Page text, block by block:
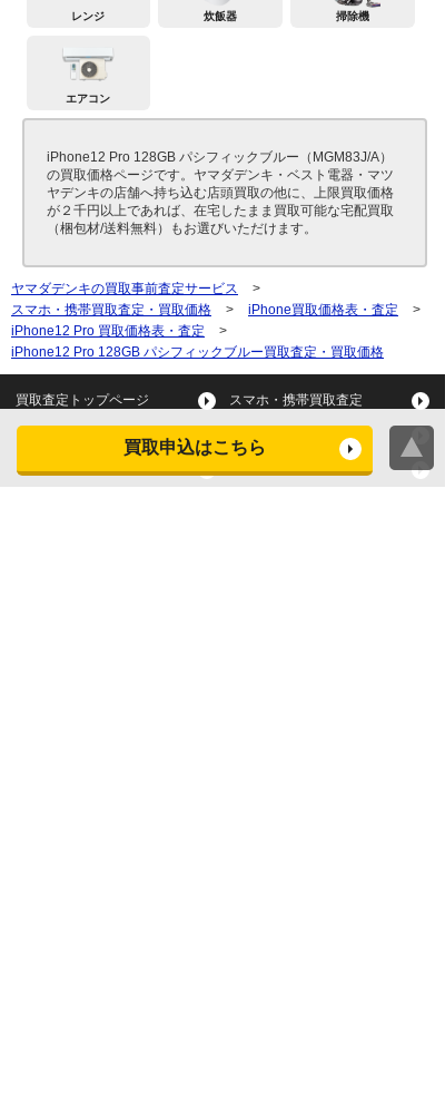
買取申込はこちら
レンジ 炊飯器 掃除機
エアコン
iPhone12 Pro 128GB パシフィックブルー（MGM83J/A）
の買取価格ページです。ヤマダデンキ・ベスト電器・マツ
ヤデンキの店舗へ持ち込む店頭買取の他に、上限買取価格
が２千円以上であれば、在宅したまま買取可能な宅配買取
（梱包材/送料無料）もお選びいただけます。
ヤマダデンキの買取事前査定サービス
>
スマホ・携帯買取査定・買取価格
> iPhone買取価格表・査定
>
iPhone12 Pro 買取価格表・査定
>
iPhone12 Pro 128GB パシフィックブルー買取査定・買取価格
買取査定トップページ スマホ・携帯買取査定
タブレット買取査定
スマートウォッチ買取査定 デジカメ買取査定